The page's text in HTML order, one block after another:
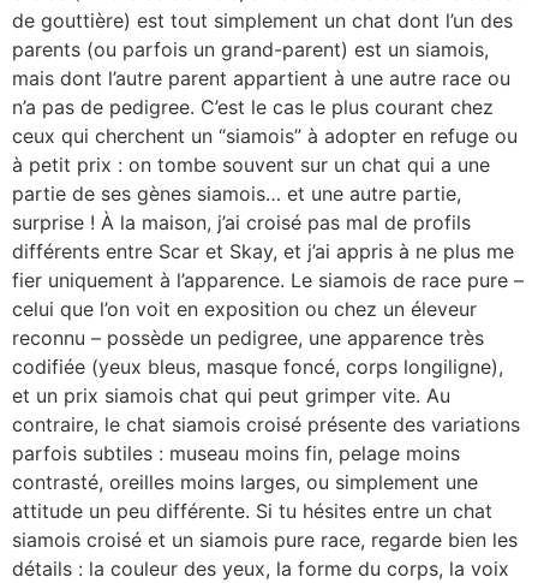
de gouttière) est tout simplement un chat dont l’un des
parents (ou parfois un grand-parent) est un siamois,
mais dont l’autre parent appartient à une autre race ou
n’a pas de pedigree. C’est le cas le plus courant chez
ceux qui cherchent un “siamois” à adopter en refuge ou
à petit prix : on tombe souvent sur un chat qui a une
partie de ses gènes siamois… et une autre partie,
surprise ! À la maison, j’ai croisé pas mal de profils
différents entre Scar et Skay, et j’ai appris à ne plus me
fier uniquement à l’apparence. Le siamois de race pure –
celui que l’on voit en exposition ou chez un éleveur
reconnu – possède un pedigree, une apparence très
codifiée (yeux bleus, masque foncé, corps longiligne),
et un prix siamois chat qui peut grimper vite. Au
contraire, le chat siamois croisé présente des variations
parfois subtiles : museau moins fin, pelage moins
contrasté, oreilles moins larges, ou simplement une
attitude un peu différente. Si tu hésites entre un chat
siamois croisé et un siamois pure race, regarde bien les
détails : la couleur des yeux, la forme du corps, la voix